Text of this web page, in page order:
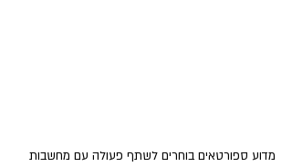
מדוע ספורטאים בוחרים לשתף פעולה עם מחשבות